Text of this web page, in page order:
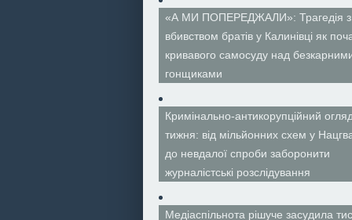
«А МИ ПОПЕРЕДЖАЛИ»: Трагедія з
вбивством братів у Калинівці як
кривавого самосуду над
гонщиками
Кримінально-антикорупційний огляд
тижня: від мільйонних схем у
до невдалої спроби заборонити
журналістські розслідування
Медіаспільнота рішуче засудила